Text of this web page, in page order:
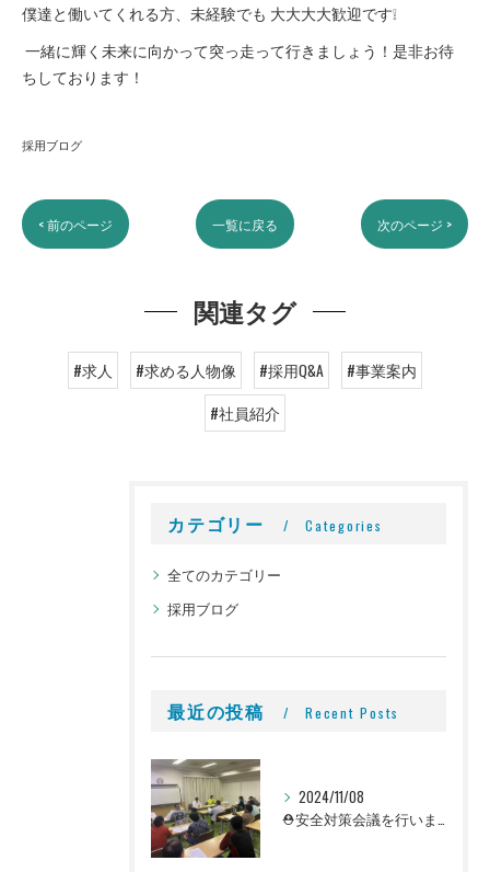
僕達と働いてくれる方、未経験でも 大大大大歓迎です️❕
一緒に輝く未来に向かって突っ走って行きましょう！是非お待
ちしております！
採用ブログ
< 前のページ 一覧に戻る 次のページ >
関連タグ
#求人 #求める人物像 #採用Q&A
#事業案内
#社員紹介
カテゴリー Categories
全てのカテゴリー
採用ブログ
最近の投稿 Recent Posts
2024/11/08
⛑安全対策会議を行いました👷